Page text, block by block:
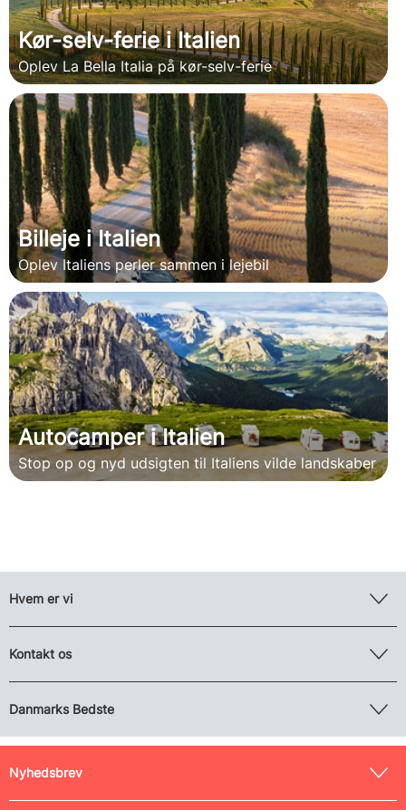
Kør-selv-ferie i Italien
Oplev La Bella Italia på kør-selv-ferie
Billeje i Italien
Oplev Italiens perler sammen i lejebil
Autocamper i Italien
Stop op og nyd udsigten til Italiens vilde landskaber
Hvem er vi
Kontakt os
Danmarks Bedste
Nyhedsbrev